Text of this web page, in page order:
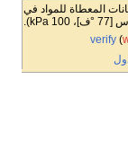
المعطاة للمواد في
verify(